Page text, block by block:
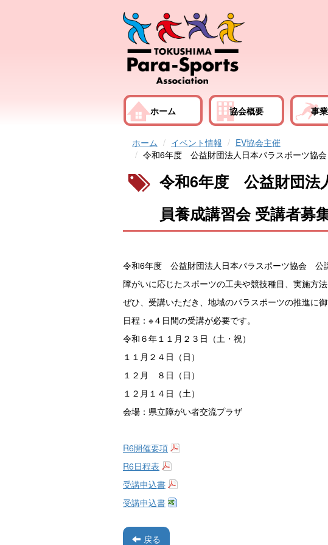
ホーム 協会概要 事
ホーム イベント情報
EV協会主催
令和6年度 公益財団法人日本パラスポーツ協
令和6年度 公益財団法
員養成講習会 受講者募
令和6年度 公益財団法人日本パラスポーツ協会 公
障がいに応じたスポーツの工夫や競技種目、実施方
ぜひ、受講いただき、地域のパラスポーツの推進に御
日程：※４日間の受講が必要です。
令和６年１１月２３日（土・祝）
１１月２４日（日）
１２月 ８日（日）
１２月１４日（土）
会場：県立障がい者交流プラザ
R6開催要項
R6日程表
受講申込書
受講申込書
戻る